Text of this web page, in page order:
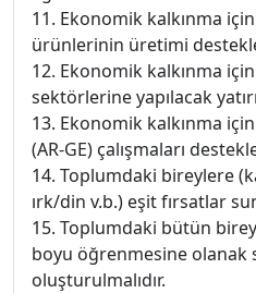
11. Ekonomik kalkınma
ürünlerinin üretimi
12. Ekonomik kalkınma için
sektörlerine yapılacak
13. Ekonomik kalkınma
(AR-GE) çalışmaları
14. Toplumdaki bireylere
ırk/din v.b.) eşit fırsatlar
15. Toplumdaki bütün
boyu öğrenmesine olanak
oluşturulmalıdır.